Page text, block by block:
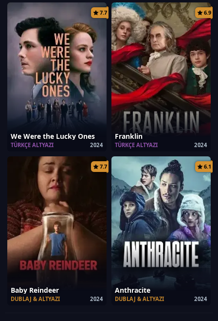
7.7
We Were the Lucky Ones
2024
TÜRKÇE ALTYAZI
6.9
Franklin
2024
TÜRKÇE ALTYAZI
7.7
Baby Reindeer
2024
DUBLAJ & ALTYAZI
6.1
Anthracite
2024
DUBLAJ & ALTYAZI